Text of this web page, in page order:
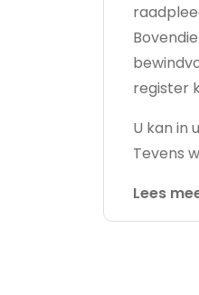
register
U kan in
Tevens
Lees